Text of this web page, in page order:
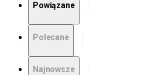
Powiązane
Polecane
Najnowsze